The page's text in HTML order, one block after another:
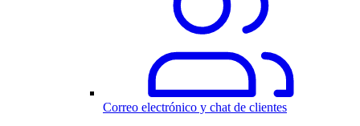
Correo electrónico y chat de clientes